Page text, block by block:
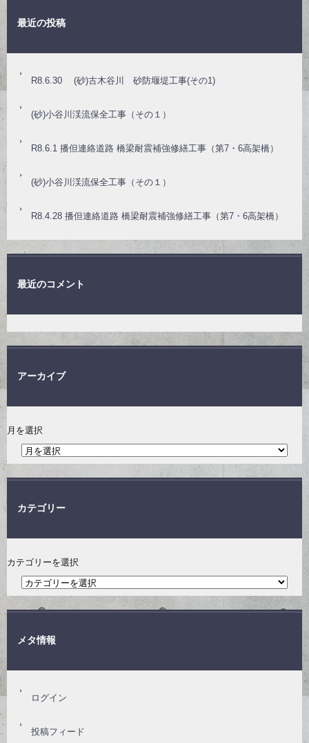
最近の投稿
R8.6.30 (砂)古木谷川 砂防堰堤工事(その1)
(砂)小谷川渓流保全工事（その１）
R8.6.1 播但連絡道路 橋梁耐震補強修繕工事（第7・6高架橋）
(砂)小谷川渓流保全工事（その１）
R8.4.28 播但連絡道路 橋梁耐震補強修繕工事（第7・6高架橋）
最近のコメント
アーカイブ
月を選択
カテゴリー
カテゴリーを選択
メタ情報
ログイン
投稿フィード